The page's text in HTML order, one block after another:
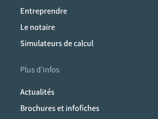
Entreprendre
Le notaire
Simulateurs de calcul
Plus d'infos
Actualités
Brochures et infofiches